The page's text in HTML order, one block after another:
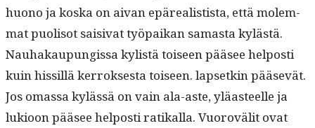
huono ja kos­ka on aivan epäre­al­is­tista, että molem­
mat puolisot saisi­vat työ­paikan samas­ta kylästä.
Nauhakaupungis­sa kylistä toiseen pääsee hel­posti
kuin hissil­lä ker­rokses­ta toiseen. lapsetkin pää­sevät.
Jos omas­sa kylässä on vain ala-aste, yläas­teelle ja
lukioon pääsee hel­posti ratikalla. Vuorovälit ovat